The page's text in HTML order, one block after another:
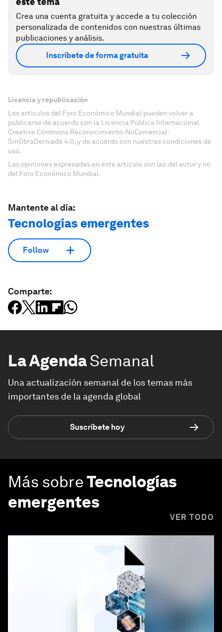
Crea una cuenta gratuita y accede a tu colección
personalizada de contenidos con nuestras últimas
publicaciones y análisis.
Inscríbete de forma gratuita
Licencia y republicación
Los artículos del Foro Económico Mundial pueden volver a
publicarse de acuerdo con la Licencia Pública Internacional
Creative Commons Reconocimiento-NoComercial-
SinObraDerivada 4.0, y de acuerdo con nuestras condiciones de
uso.
Las opiniones expresadas en este artículo son las del autor y no
del Foro Económico Mundial.
Mantente al día:
Tecnologías emergentes
Follow
Comparte:
La AgendaSemanal
Una actualización semanal de los temas más
importantes de la agenda global
Suscríbete hoy
Más sobreTecnologías
emergentes
VER TODO